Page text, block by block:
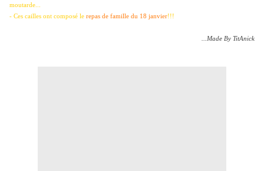
moutarde...
- Ces cailles ont composé le repas de famille du 18 janvier!!!
...Made By TitAnick